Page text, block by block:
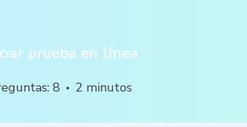
prueba en línea
:8 2 minutos